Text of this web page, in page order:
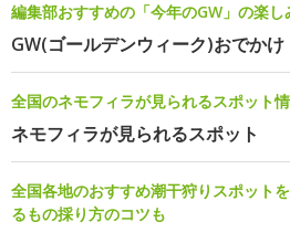
編集部おすすめの「今年のGW」の楽し
GW(ゴールデンウィーク)おでかけ
全国のネモフィラが見られるスポット
ネモフィラが見られるスポット
全国各地のおすすめ潮干狩りスポット
るもの採り方のコツも